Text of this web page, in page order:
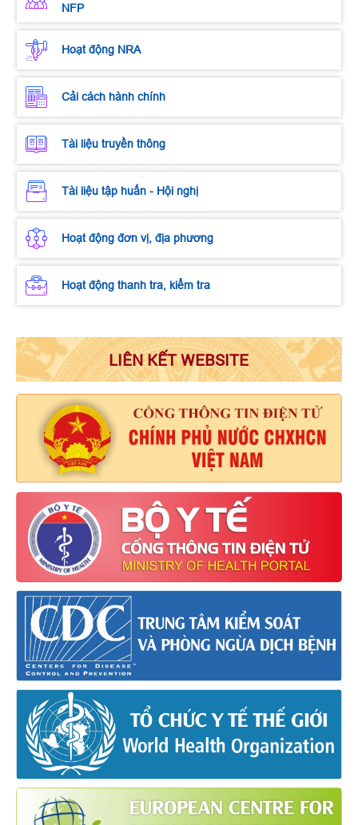
NFP
Hoạt động NRA
Cải cách hành chính
Tài liệu truyền thông
Tài liệu tập huấn - Hội nghị
Hoạt động đơn vị, địa phương
Hoạt động thanh tra, kiểm tra
LIÊN KẾT WEBSITE